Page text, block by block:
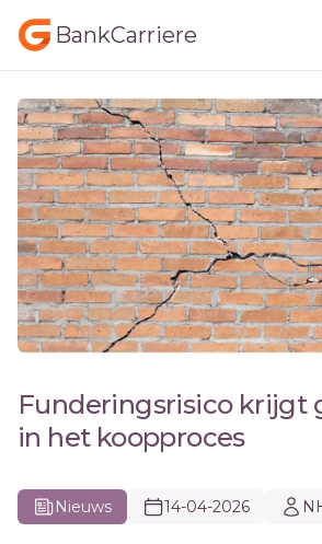
BankCarriere
Funderingsrisico krijgt
in het koopproces
Nieuws 14-04-2026